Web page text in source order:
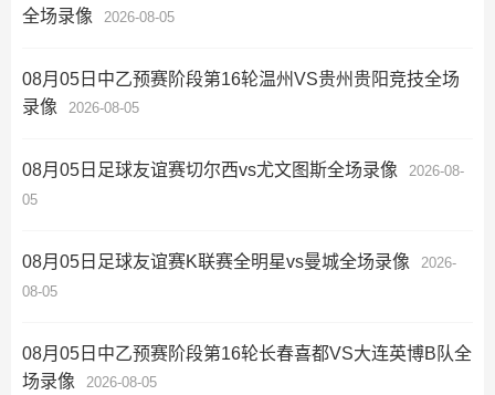
全场录像
2026-08-05
08月05日中乙预赛阶段第16轮温州VS贵州贵阳竞技全场
录像
2026-08-05
08月05日足球友谊赛切尔西vs尤文图斯全场录像
2026-08-
05
08月05日足球友谊赛K联赛全明星vs曼城全场录像
2026-
08-05
08月05日中乙预赛阶段第16轮长春喜都VS大连英博B队全
场录像
2026-08-05